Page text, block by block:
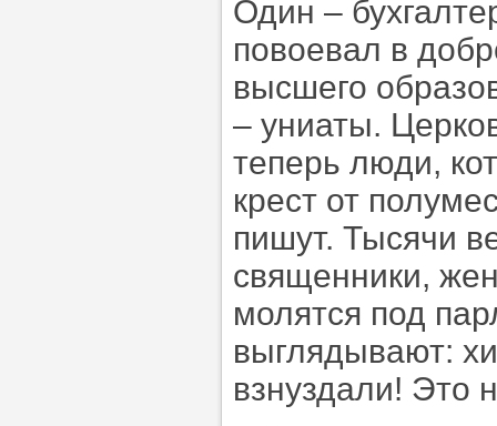
Один –
повоевал в
высшего
– униаты.
теперь люди,
крест от
пишут. Тысячи
священники,
молятся под
выглядывают:
взнуздали! Это